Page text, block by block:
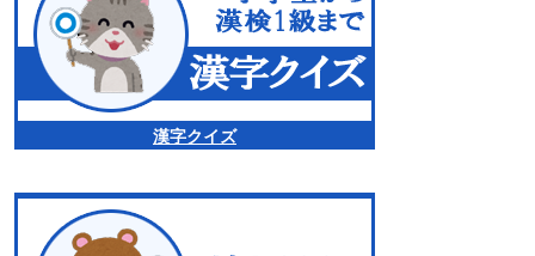
漢字クイズ